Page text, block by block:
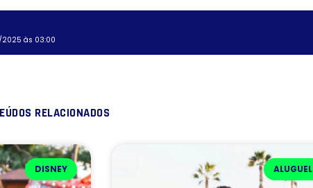
2025 às 03:00
RELACIONADOS
DISNEY ALUGUEL